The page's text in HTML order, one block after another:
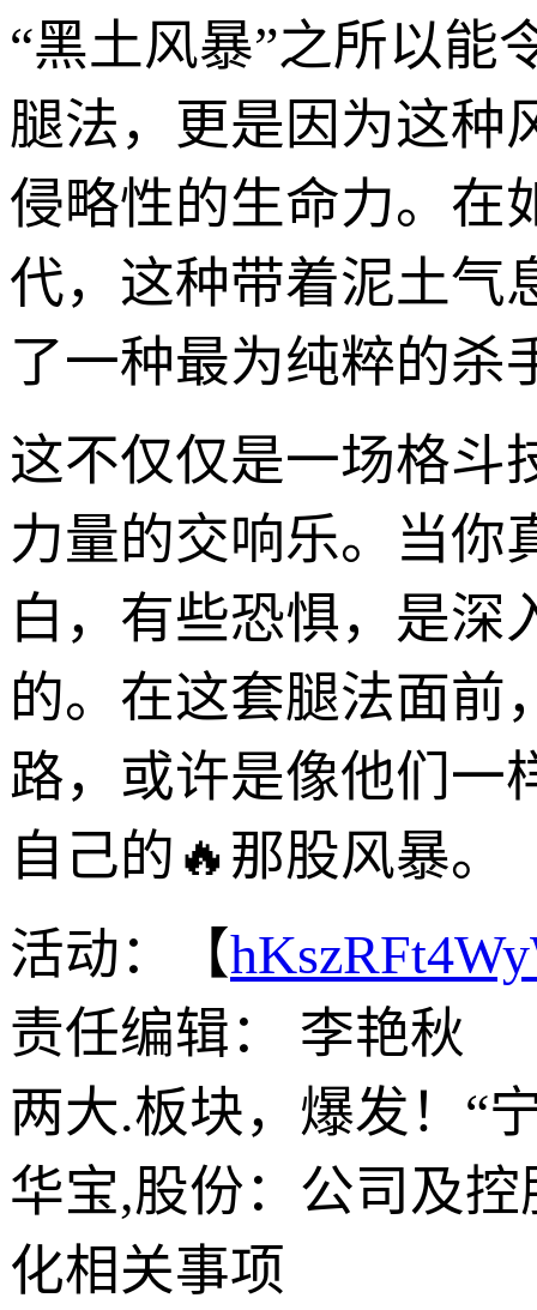
“黑土风暴”之所以能
腿法，更是因为这种
侵略性的生命力。在
代，这种带着泥土气
了一种最为纯粹的杀
这不仅仅是一场格斗
力量的交响乐。当你
白，有些恐惧，是深
的。在这套腿法面前
路，或许是像他们一
自己的🔥那股风暴。
活动：【
责任编辑： 李艳秋
两大.板块，爆发！“
华宝,股份：公司及
化相关事项